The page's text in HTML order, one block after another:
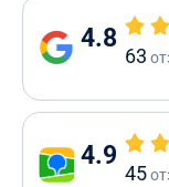
4.8
63
4.9
45